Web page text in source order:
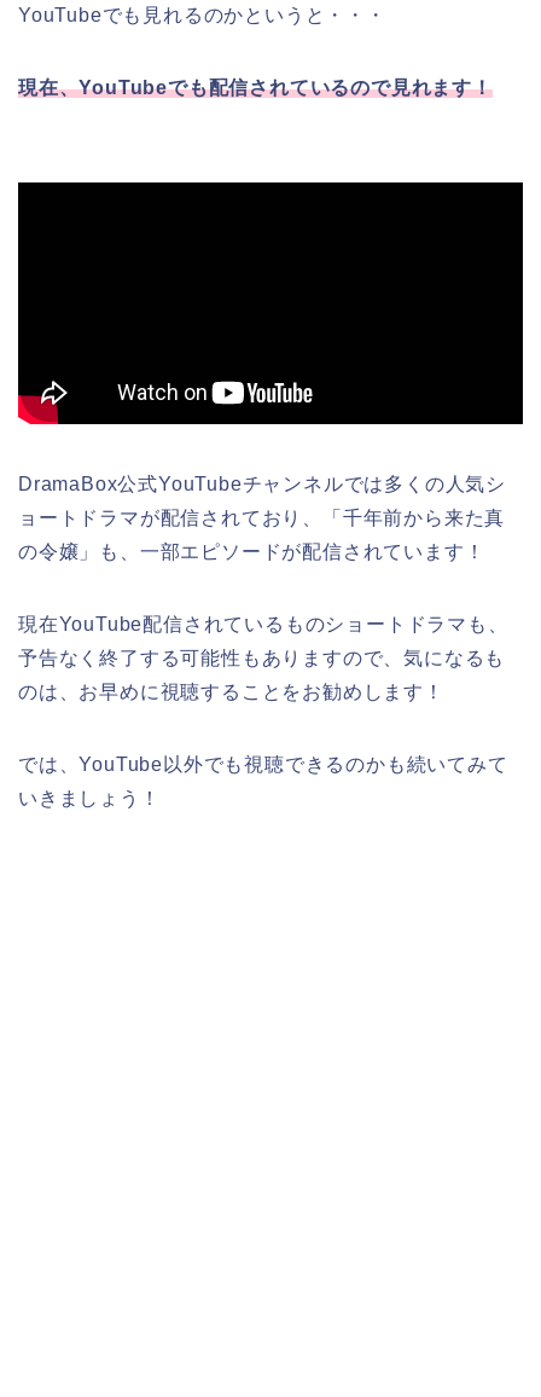
YouTubeでも見れるのかというと・・・
現在、YouTubeでも配信されているので見れます！
DramaBox公式YouTubeチャンネルでは多くの人気シ
ョートドラマが配信されており、「千年前から来た真
の令嬢」も、一部エピソードが配信されています！
現在YouTube配信されているものショートドラマも、
予告なく終了する可能性もありますので、気になるも
のは、お早めに視聴することをお勧めします！
では、YouTube以外でも視聴できるのかも続いてみて
いきましょう！